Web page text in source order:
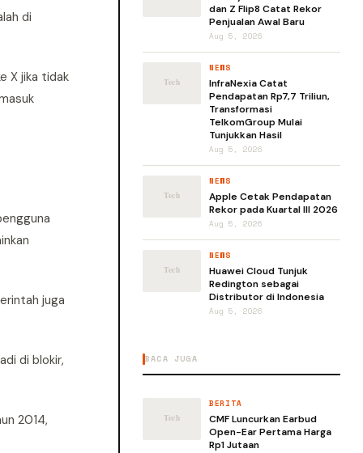
di
X jika tidak
juga
di blokir,
2014,
dan Z Flip8 Catat Rekor
Penjualan Awal Baru
Aug 5, 2026
NEWS
InfraNexia Catat
Pendapatan Rp7,7 Triliun,
Transformasi
TelkomGroup Mulai
Tunjukkan Hasil
Aug 5, 2026
NEWS
Apple Cetak Pendapatan
Rekor pada Kuartal III 2026
Aug 5, 2026
NEWS
Huawei Cloud Tunjuk
Redington sebagai
Distributor di Indonesia
Aug 5, 2026
BACA JUGA
BERITA
CMF Luncurkan Earbud
Open-Ear Pertama Harga
Rp1 Jutaan